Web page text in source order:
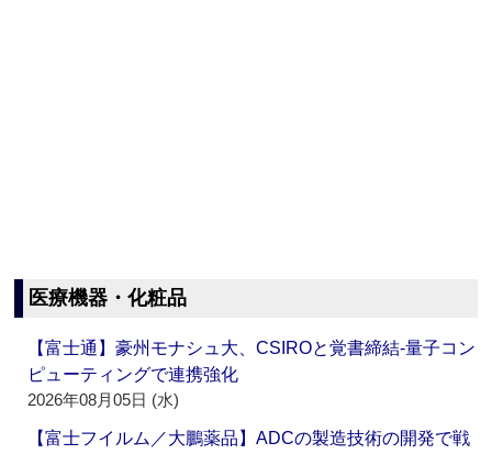
医療機器・化粧品
【富士通】豪州モナシュ大、CSIROと覚書締結‐量子コン
ピューティングで連携強化
2026年08月05日 (水)
【富士フイルム／大鵬薬品】ADCの製造技術の開発で戦